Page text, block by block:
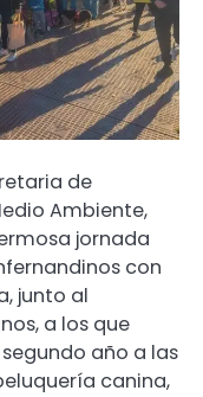
de
Ambiente,
jornada
con
junto al
a los que
año a las
canina,